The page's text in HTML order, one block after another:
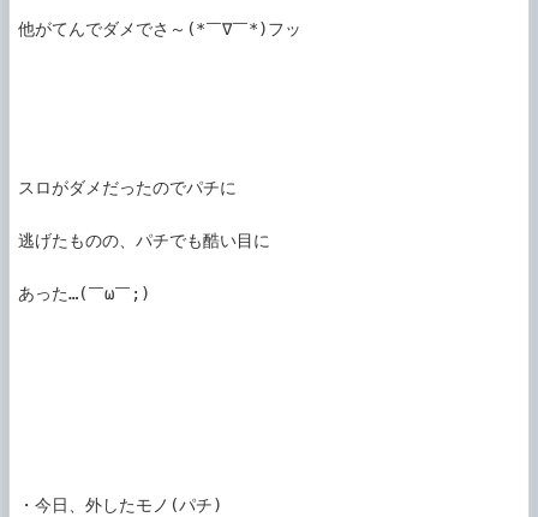
他がてんでダメでさ～(*￣∇￣*)フッ
スロがダメだったのでパチに
逃げたものの、パチでも酷い目に
あった…(￣ω￣;)
・今日、外したモノ(パチ)